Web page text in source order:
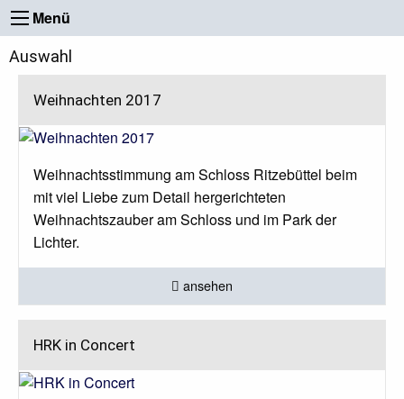
Menü
Auswahl
Weihnachten 2017
Weihnachtsstimmung am Schloss Ritzebüttel beim
mit viel Liebe zum Detail hergerichteten
Weihnachtszauber am Schloss und im Park der
Lichter.
ansehen
HRK in Concert